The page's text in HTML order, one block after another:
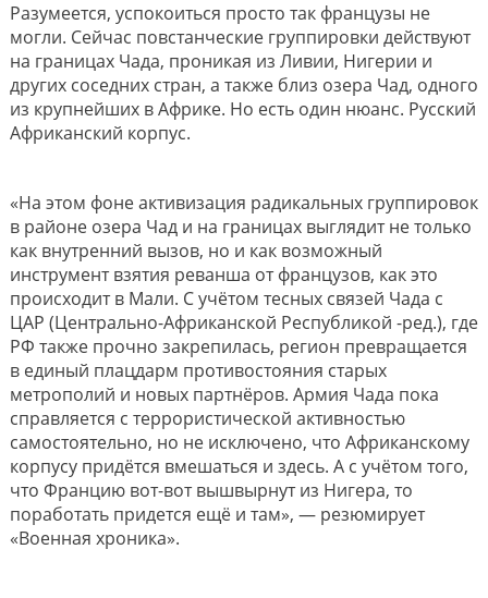
Разумеется, успокоиться просто так французы не
могли. Сейчас повстанческие группировки действуют
на границах Чада, проникая из Ливии, Нигерии и
других соседних стран, а также близ озера Чад, одного
из крупнейших в Африке. Но есть один нюанс. Русский
Африканский корпус.
«На этом фоне активизация радикальных группировок
в районе озера Чад и на границах выглядит не только
как внутренний вызов, но и как возможный
инструмент взятия реванша от французов, как это
происходит в Мали. С учётом тесных связей Чада с
ЦАР (Центрально-Африканской Республикой -ред.), где
РФ также прочно закрепилась, регион превращается
в единый плацдарм противостояния старых
метрополий и новых партнёров. Армия Чада пока
справляется с террористической активностью
самостоятельно, но не исключено, что Африканскому
корпусу придётся вмешаться и здесь. А с учётом того,
что Францию вот-вот вышвырнут из Нигера, то
поработать придется ещё и там», — резюмирует
«Военная хроника».